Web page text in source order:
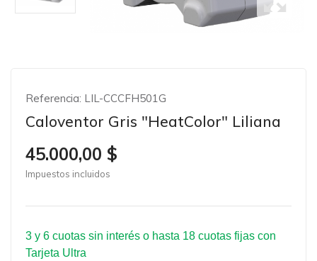
Referencia: LIL-CCCFH501G
Caloventor Gris "HeatColor" Liliana
45.000,00 $
Impuestos incluidos
3 y 6 cuotas sin interés o hasta 18 cuotas fijas con
Tarjeta Ultra